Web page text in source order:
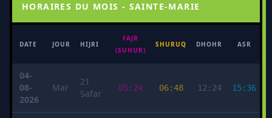
HORAIRES DU MOIS - SAINTE-MARIE
DATE JOUR HIJRI
FAJR
(SUHUR)
SHURUQ DHOHR ASR
04-
08-
2026
Mar
21
Ṣafar
05:24 06:48 12:24 15:36